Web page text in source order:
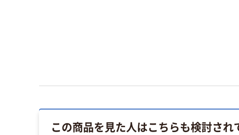
この商品を見た人はこちらも検討され